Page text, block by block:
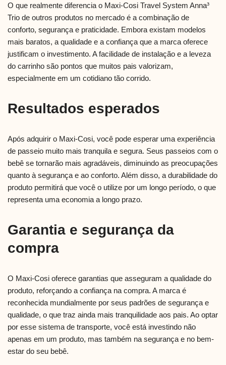
O que realmente diferencia o Maxi-Cosi Travel System Anna³
Trio de outros produtos no mercado é a combinação de
conforto, segurança e praticidade. Embora existam modelos
mais baratos, a qualidade e a confiança que a marca oferece
justificam o investimento. A facilidade de instalação e a leveza
do carrinho são pontos que muitos pais valorizam,
especialmente em um cotidiano tão corrido.
Resultados esperados
Após adquirir o Maxi-Cosi, você pode esperar uma experiência
de passeio muito mais tranquila e segura. Seus passeios com o
bebê se tornarão mais agradáveis, diminuindo as preocupações
quanto à segurança e ao conforto. Além disso, a durabilidade do
produto permitirá que você o utilize por um longo período, o que
representa uma economia a longo prazo.
Garantia e segurança da
compra
O Maxi-Cosi oferece garantias que asseguram a qualidade do
produto, reforçando a confiança na compra. A marca é
reconhecida mundialmente por seus padrões de segurança e
qualidade, o que traz ainda mais tranquilidade aos pais. Ao optar
por esse sistema de transporte, você está investindo não
apenas em um produto, mas também na segurança e no bem-
estar do seu bebê.